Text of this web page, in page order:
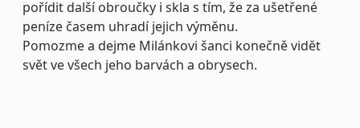
pořídit další obroučky i skla s tím, že za ušetřené
peníze časem uhradí jejich výměnu.
Pomozme a dejme Milánkovi šanci konečně vidět
svět ve všech jeho barvách a obrysech.